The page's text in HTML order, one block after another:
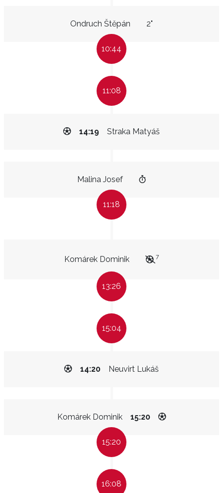
Ondruch Štěpán 2"
10:44
11:08
Straka Matyáš
14:19
Malina Josef
11:18
Komárek Dominik 7
13:26
15:04
Neuvirt Lukáš
14:20
Komárek Dominik 15:20
15:20
16:08